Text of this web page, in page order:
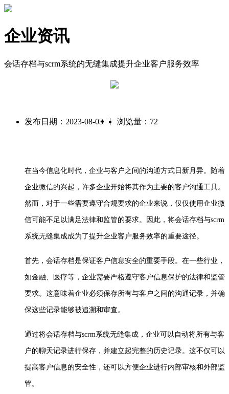
企业资讯
会话存档与scrm系统的无缝集成提升企业客户服务效率
发布日期：2023-08-03 | 浏览量：72
在当今信息化时代，企业与客户之间的沟通方式日新月异。随着
企业微信的兴起，许多企业开始将其作为主要的客户沟通工具。
然而，对于一些需要遵守合规要求的企业来说，仅仅使用企业微
信可能不足以满足法律和监管的要求。因此，将会话存档与scrm
系统无缝集成成为了提升企业客户服务效率的重要途径。
首先，会话存档是保证客户信息安全的重要手段。在一些行业，
如金融、医疗等，企业需要严格遵守客户信息保护的法律和监管
要求。这意味着企业必须保存所有与客户之间的沟通记录，并确
保这些记录能够被追溯和审查。
通过将会话存档与scrm系统无缝集成，企业可以自动将所有与客
户的聊天记录进行保存，并建立起完整的历史记录。这不仅可以
提高客户信息的安全性，还可以方便企业进行内部审核和外部监
管。